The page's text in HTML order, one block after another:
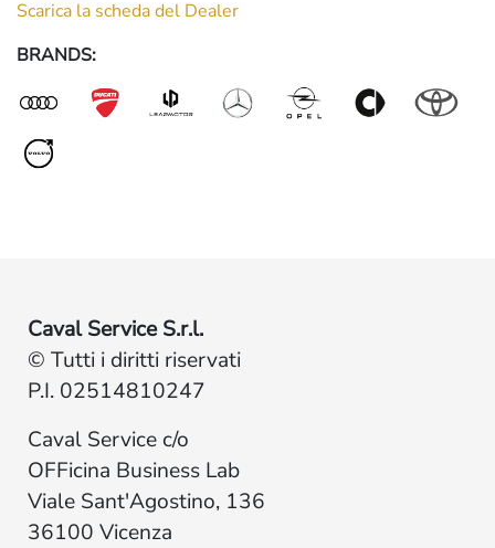
Scarica la scheda del Dealer
BRANDS:
Caval Service S.r.l.
© Tutti i diritti riservati
P.I. 02514810247
Caval Service c/o
OFFicina Business Lab
Viale Sant'Agostino, 136
36100 Vicenza